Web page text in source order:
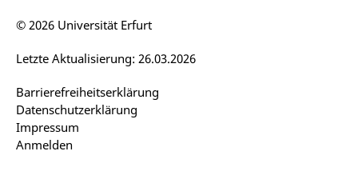
Barrierefreiheitserklärung
Datenschutzerklärung
Impressum
Anmelden
Letzte Aktualisierung: 26.03.2026
© 2026 Universität Erfurt